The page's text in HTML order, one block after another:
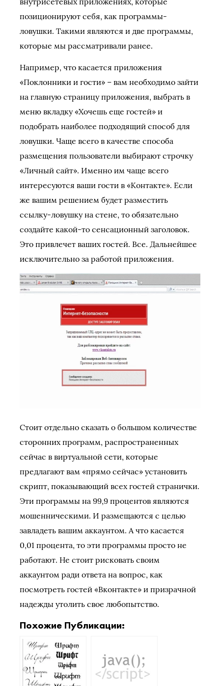
позиционируют себя, как программы-
ловушки. Такими являются и две программы,
которые мы рассматривали ранее.
Например, что касается приложения
«Поклонники и гости» – вам необходимо зайти
на главную страницу приложения, выбрать в
меню вкладку «Хочешь еще гостей» и
подобрать наиболее подходящий способ для
ловушки. Чаще всего в качестве способа
размещения пользователи выбирают строчку
«Личный сайт». Именно им чаще всего
интересуются ваши гости в «Контакте». Если
же вашим решением будет разместить
ссылку-ловушку на стене, то обязательно
создайте какой-то сенсационный заголовок.
Это привлечет ваших гостей. Все. Дальнейшее
исключительно за работой приложения.
Стоит отдельно сказать о большом количестве
сторонних программ, распространенных
сейчас в виртуальной сети, которые
предлагают вам «прямо сейчас» установить
скрипт, показывающий всех гостей странички.
Эти программы на 99,9 процентов являются
мошенническими. И размещаются с целью
завладеть вашим аккаунтом. А что касается
0,01 процента, то эти программы просто не
работают. Не стоит рисковать своим
аккаунтом ради ответа на вопрос, как
посмотреть гостей «Вконтакте» и призрачной
надежды утолить свое любопытство.
Похожие Публикации: